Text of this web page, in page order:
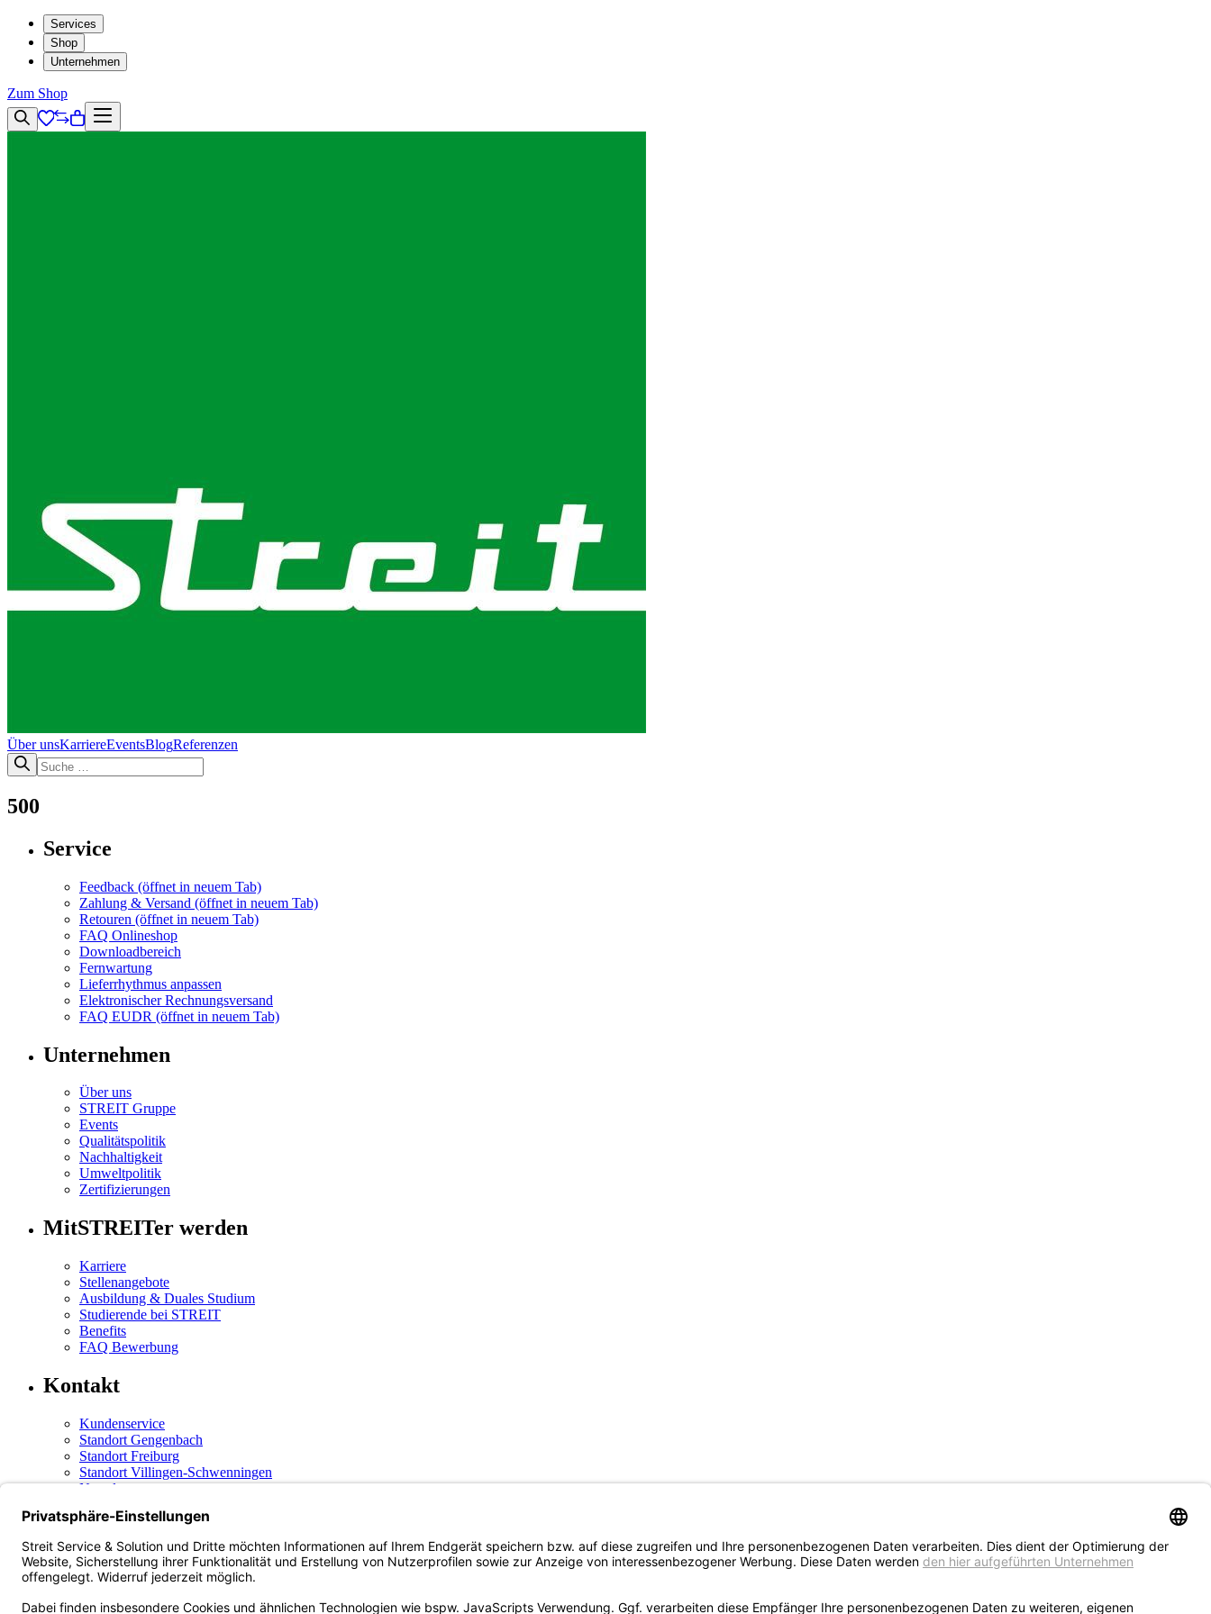
Services
Shop
Unternehmen
Zum Shop
Über unsKarriereEventsBlogReferenzen
500
Service
Feedback (öffnet in neuem Tab)
Zahlung & Versand (öffnet in neuem Tab)
Retouren (öffnet in neuem Tab)
FAQ Onlineshop
Downloadbereich
Fernwartung
Lieferrhythmus anpassen
Elektronischer Rechnungsversand
FAQ EUDR (öffnet in neuem Tab)
Unternehmen
Über uns
STREIT Gruppe
Events
Qualitätspolitik
Nachhaltigkeit
Umweltpolitik
Zertifizierungen
MitSTREITer werden
Karriere
Stellenangebote
Ausbildung & Duales Studium
Studierende bei STREIT
Benefits
FAQ Bewerbung
Kontakt
Kundenservice
Standort Gengenbach
Standort Freiburg
Standort Villingen-Schwenningen
Newsletter
Social Media
Instagram(öffnet in neuem Tab)
Facebook(öffnet in neuem Tab)